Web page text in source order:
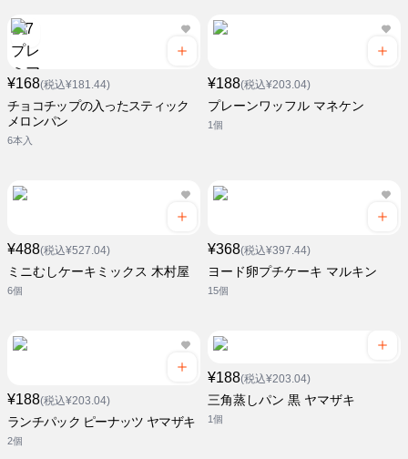
¥168(税込¥181.44)
チョコチップの入ったスティック
メロンパン
6本入
¥188(税込¥203.04)
プレーンワッフル マネケン
1個
¥488(税込¥527.04)
ミニむしケーキミックス 木村屋
6個
¥368(税込¥397.44)
ヨード卵プチケーキ マルキン
15個
¥188(税込¥203.04)
ランチパック ピーナッツ ヤマザキ
2個
¥188(税込¥203.04)
三角蒸しパン 黒 ヤマザキ
1個